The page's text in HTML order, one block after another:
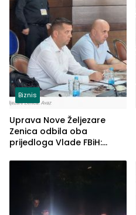
Biznis
Uprava Nove Željezare
Zenica odbila oba
prijedloga Vlade FBiH:
rješenje